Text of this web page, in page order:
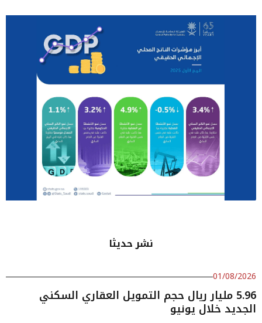
نشر حديثا
01/08/2026
5.96 مليار ريال حجم التمويل العقاري السكني
الجديد خلال يونيو